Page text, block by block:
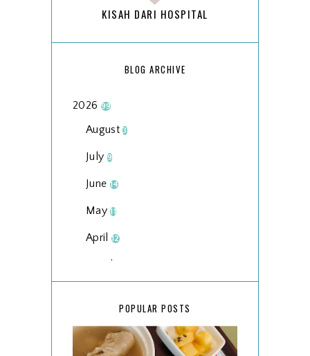
KISAH DARI HOSPITAL
BLOG ARCHIVE
2026 99
August3
July 9
June 14
May11
April 12
March
2025134
POPULAR POSTS